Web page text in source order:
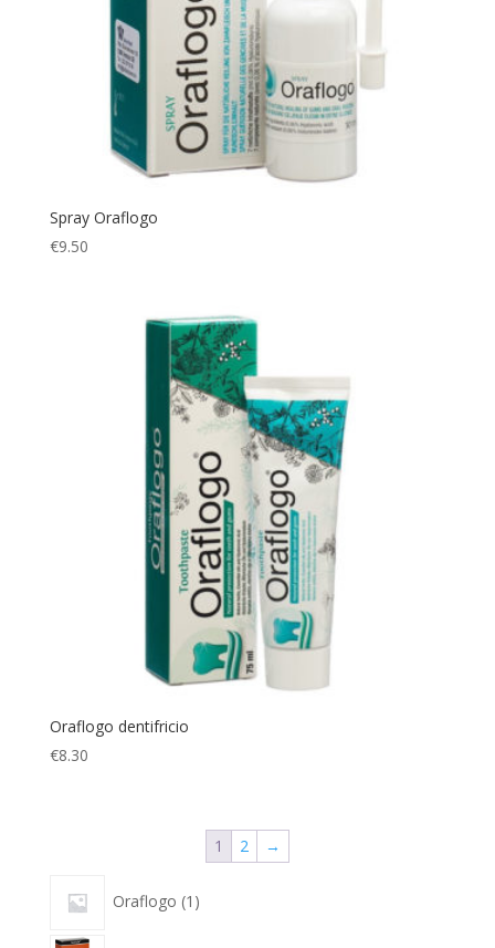
Spray Oraflogo
€9.50
Oraflogo dentifricio
€8.30
1 2 →
Oraflogo 1
prodotto